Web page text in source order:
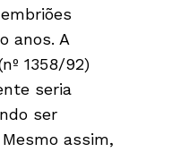
anos. A
1358/92)
seria
ser
assim,